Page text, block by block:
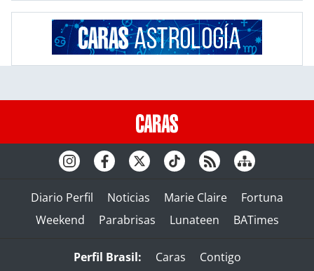
Diario Perfil Noticias Marie Claire
Fortuna
Weekend
Parabrisas Lunateen BATimes
Perfil Brasil: Caras
Contigo